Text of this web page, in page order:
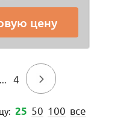
цену
... 4 →
25 50 100 все